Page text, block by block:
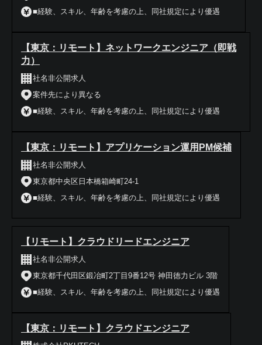
■経験、スキル、年齢を考慮の上、同社規定により優遇
【東京：リモート】ネットワークエンジニア（即戦
力）
社名非公開求人
案件先により異なる
■経験、スキル、年齢を考慮の上、同社規定により優遇
【東京：リモート】アプリケーション運用PM候補
社名非公開求人
東京都中央区日本橋箱崎町24-1
■経験、スキル、年齢を考慮の上、同社規定により優遇
【リモート】クラウドリードエンジニア
社名非公開求人
東京都千代田区鍛冶町2丁目9番12号 神田徳力ビル 3階
■経験、スキル、年齢を考慮の上、同社規定により優遇
【東京：リモート】クラウドエンジニア